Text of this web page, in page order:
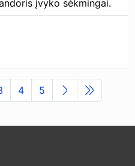
įvyko sėkmingai.
4 5